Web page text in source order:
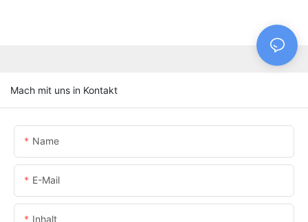
Mach mit uns in Kontakt
Name
E-Mail
Inhalt